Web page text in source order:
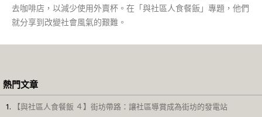
去咖啡店，以減少使用外賣杯。在「與社區人食餐飯」專題，他們
就分享到改變社會風氣的艱難。
熱門文章
【與社區人食餐飯 ４】街坊帶路：讓社區導賞成為街坊的發電站